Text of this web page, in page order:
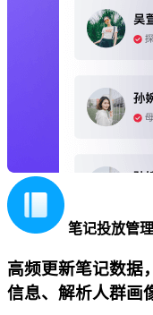
笔记投放管
高频更新笔记数据
信息、解析人群画